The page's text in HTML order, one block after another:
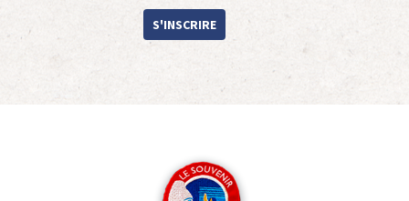
S'INSCRIRE